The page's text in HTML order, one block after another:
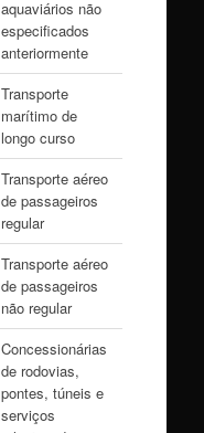
aquaviários não
especificados
anteriormente
Transporte
marítimo de
longo curso
Transporte aéreo
de passageiros
regular
Transporte aéreo
de passageiros
não regular
Concessionárias
de rodovias,
pontes, túneis e
serviços